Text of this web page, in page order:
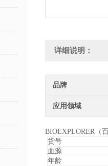
详细说明：
品牌
应用领域
BIOEXPLORER（
货号
血源
年龄